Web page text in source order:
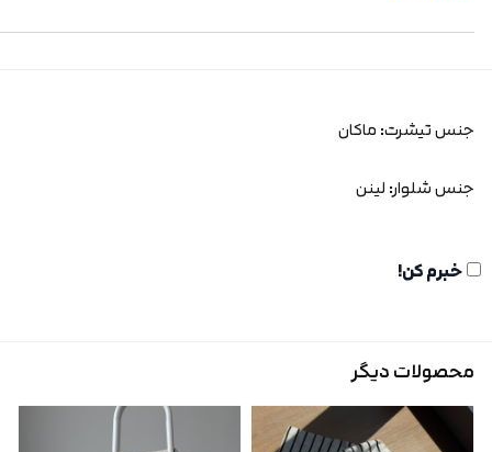
جنس تیشرت: ماکان
جنس شلوار: لینن
خبرم کن!
محصولات دیگر